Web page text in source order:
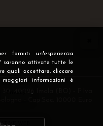
fornirti un'esperienza
saranno attivate tutte le
quali accettare, cliccare
maggiori informazioni è
.
40026 Imola (BO) - P.Iva
WEB